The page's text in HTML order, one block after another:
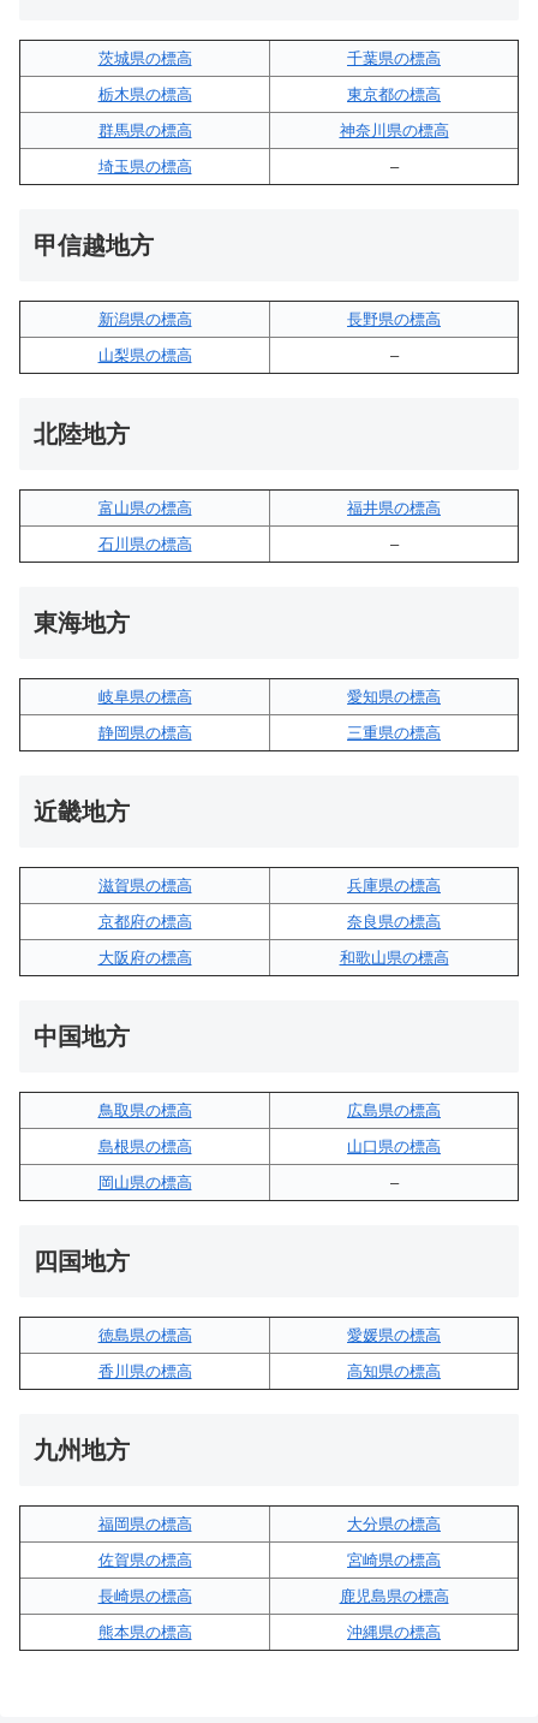
茨城県の標高
千葉県の標高
栃木県の標高
東京都の標高
群馬県の標高
神奈川県の標高
埼玉県の標高
–
甲信越地方
新潟県の標高
長野県の標高
山梨県の標高
–
北陸地方
富山県の標高
福井県の標高
石川県の標高
–
東海地方
岐阜県の標高
愛知県の標高
静岡県の標高
三重県の標高
近畿地方
滋賀県の標高
兵庫県の標高
京都府の標高
奈良県の標高
大阪府の標高
和歌山県の標高
中国地方
鳥取県の標高
広島県の標高
島根県の標高
山口県の標高
岡山県の標高
–
四国地方
徳島県の標高
愛媛県の標高
香川県の標高
高知県の標高
九州地方
福岡県の標高
大分県の標高
佐賀県の標高
宮崎県の標高
長崎県の標高
鹿児島県の標高
熊本県の標高
沖縄県の標高